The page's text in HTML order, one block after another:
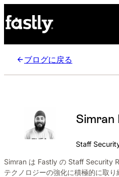
ブログに戻る
Simran
Staff
Simran は Fastly の Staff Security
テクノロジーの強化に積極的に取